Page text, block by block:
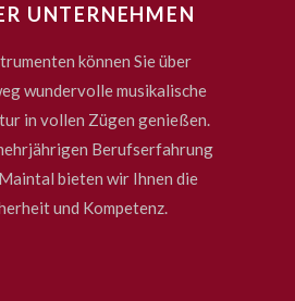
UNTERNEHMEN
können Sie über
wundervolle musikalische
in vollen Zügen genießen.
Berufserfahrung
bieten wir Ihnen die
und Kompetenz.